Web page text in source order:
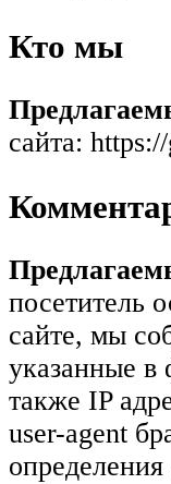
Кто мы
сайта:
посетитель
сайте, мы
указанные в
также IP
user-agent